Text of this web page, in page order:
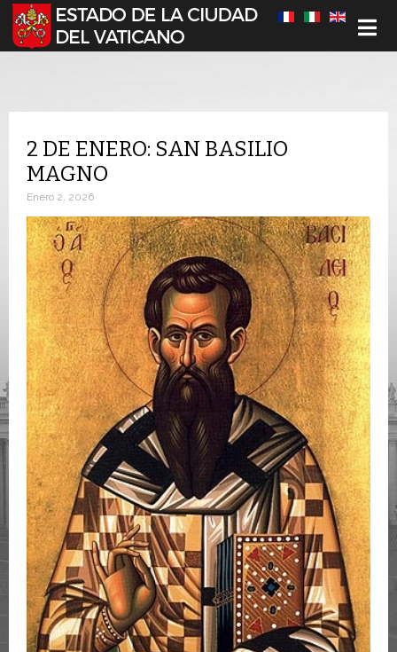
Seleccione su idioma
2 DE ENERO: SAN BASILIO
MAGNO
Enero 2, 2026